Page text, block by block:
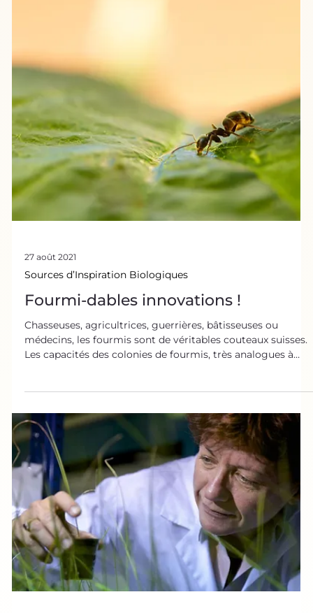
Le Saviez-Vous ?
Le Saviez-Vous ? #55
🦇 Les chauves souris, contrairement aux idées reçues, ne
sont pas toutes mangeuses de sang. L'appellation vampire
ne désigne en réalité que 3 espèces (sur les 1 400
existantes) qui se nourrissent de sang. Pas de panique,
elles ne visent pas les hommes mais plutôt des insectes ou
des fruits. 🍇 ☘ Ces petits animaux, qui sont signes d'un
tout le monde. ✋ Voler avec les mains ! Leurs ailes sont en
réalité des mains avec
27 août 2021
Sources d’Inspiration Biologiques
Fourmi-dables innovations !
Chasseuses, agricultrices, guerrières, bâtisseuses ou